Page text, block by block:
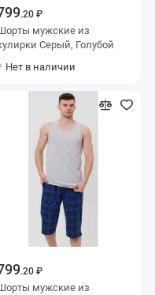
.20 ₽
мужские из
кулирки Серый, Голубой
Нет в наличии
.20 ₽
мужские из